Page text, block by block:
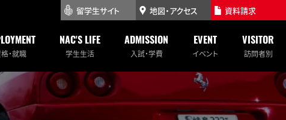
留学生サイト 地図・アクセス 資料請求
・就職
NAC'S LIFE
学生生活
ADMISSION
入試・学費
EVENT
イベント
VISITOR
訪問者別